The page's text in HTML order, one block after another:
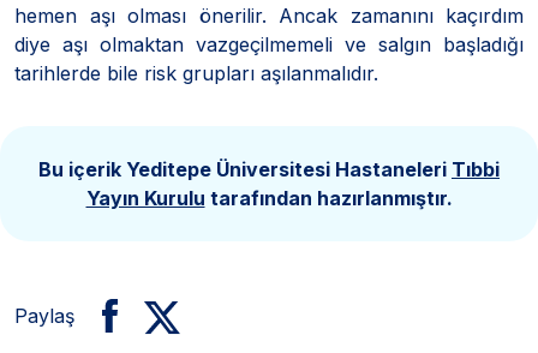
hemen aşı olması önerilir. Ancak zamanını kaçırdım
diye aşı olmaktan vazgeçilmemeli ve salgın başladığı
tarihlerde bile risk grupları aşılanmalıdır.
Bu içerik Yeditepe Üniversitesi Hastaneleri Tıbbi
Yayın Kurulu tarafından hazırlanmıştır.
Paylaş